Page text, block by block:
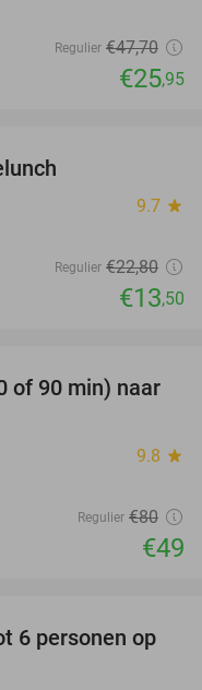
Regulier €47,70
€25,95
9.7 star
Regulier €22,80
€13,50
39%
of 90 min) naar
9.8 star
Regulier €80
€49
6 personen op